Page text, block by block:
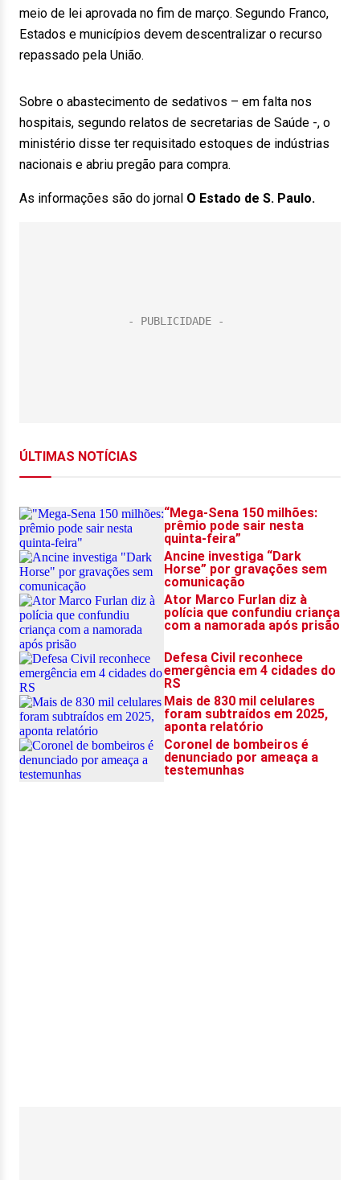
meio de lei aprovada no fim de março. Segundo Franco,
Estados e municípios devem descentralizar o recurso
repassado pela União.
Sobre o abastecimento de sedativos – em falta nos
hospitais, segundo relatos de secretarias de Saúde -, o
ministério disse ter requisitado estoques de indústrias
nacionais e abriu pregão para compra.
As informações são do jornal O Estado de S. Paulo.